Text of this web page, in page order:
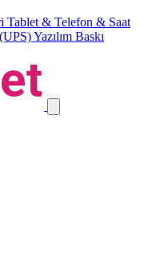
Tablet & Telefon & Saat
Yazılım Baskı